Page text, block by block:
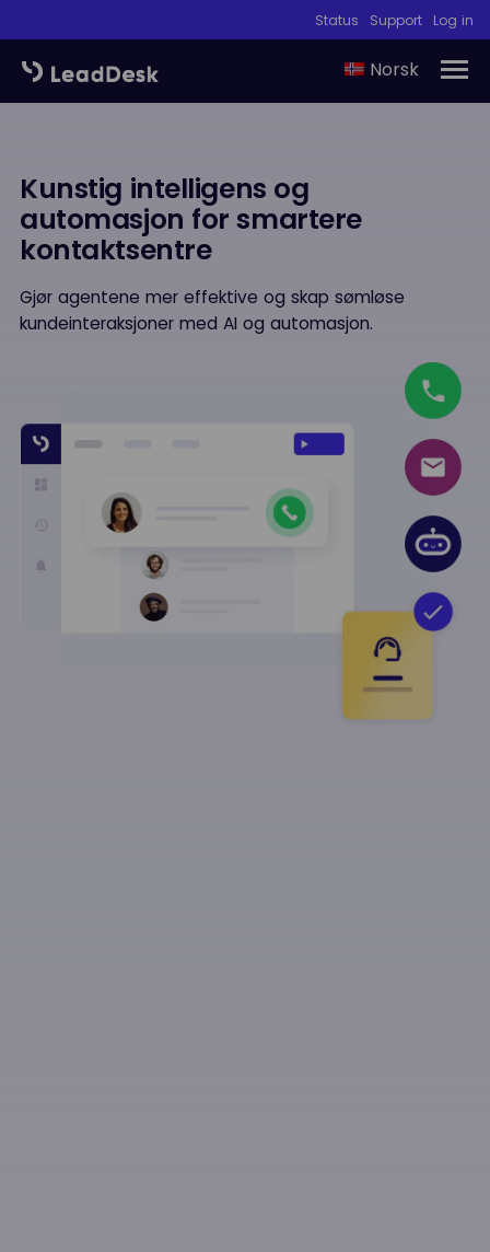
Status Support Log in
Norsk
Kunstig intelligens og
automasjon for smartere
kontaktsentre
Gjør agentene mer effektive og skap sømløse
kundeinteraksjoner med AI og automasjon.